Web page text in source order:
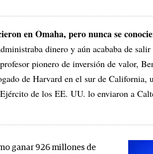
en Omaha, pero nunca se
dinero y aún acababa de
pionero de inversión de valor,
de Harvard en el sur de California,
de los EE. UU. lo enviaron a
ganar 926 millones de